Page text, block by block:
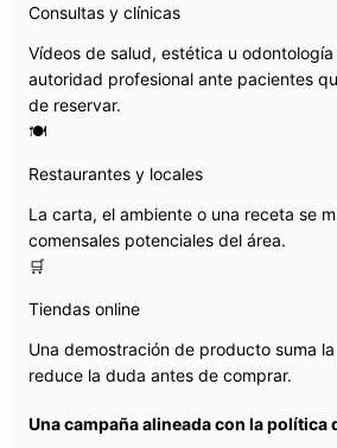
Consultas y clínicas
Vídeos de salud, estética u
autoridad profesional ante pacientes
de reservar.
🍽️
Restaurantes y locales
La carta, el ambiente o una receta se
comensales potenciales del área.
🛒
Tiendas online
Una demostración de producto suma
reduce la duda antes de comprar.
Una campaña alineada con la política